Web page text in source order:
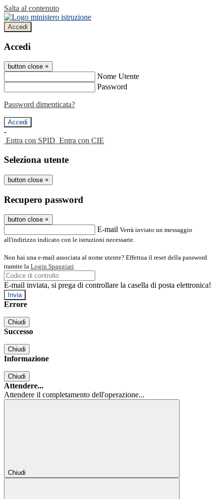
Salta al contenuto
Accedi
Accedi
button close ×
Nome Utente
Password
Password dimenticata?
-
Entra con SPID Entra con CIE
Seleziona utente
button close ×
Recupero password
button close ×
E-mail Verrà inviato un messaggio
all'indirizzo indicato con le istruzioni necessarie.
Non hai una e-mail associata al nome utente? Effettua il reset della password
tramite la Login Spaggiari
E-mail inviata, si prega di controllare la casella di posta elettronica!
Errore
Chiudi
Successo
Chiudi
Informazione
Chiudi
Attendere...
Attendere il completamento dell'operazione...
Chiudi